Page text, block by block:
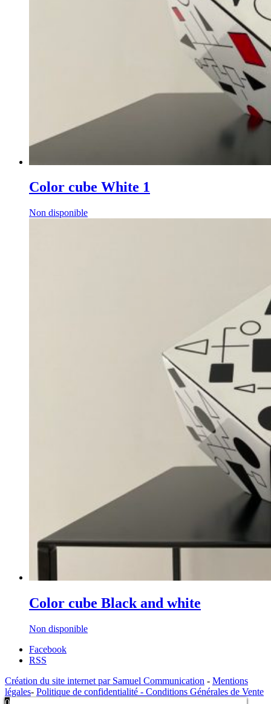
Color cube White 1
Non disponible
Color cube Black and white
Non disponible
Facebook
RSS
Création du site internet par Samuel Communication - Mentions
légales- Politique de confidentialité - Conditions Générales de Vente